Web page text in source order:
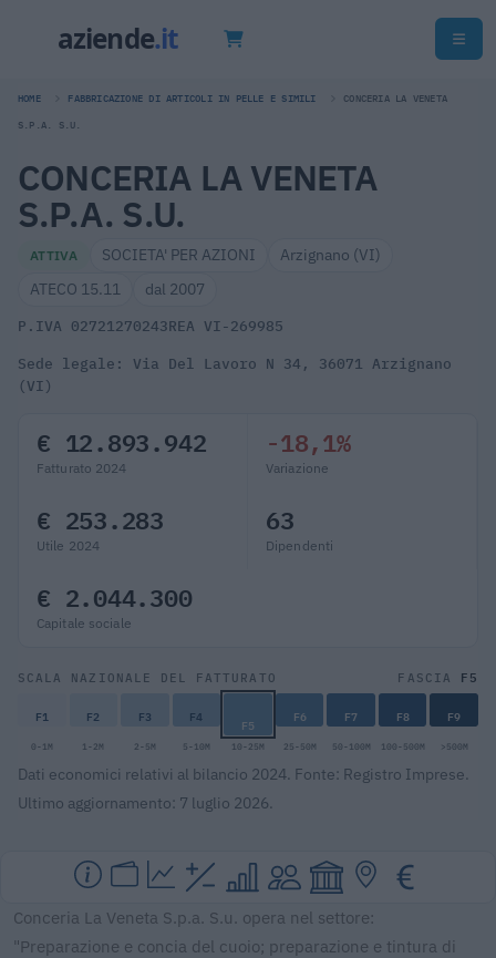
HOME FABBRICAZIONE DI ARTICOLI IN PELLE E SIMILI CONCERIA LA VENETA
S.P.A. S.U.
CONCERIA LA VENETA
S.P.A. S.U.
ATTIVA SOCIETA' PER AZIONI
Arzignano (VI)
ATECO 15.11
dal 2007
P.IVA 02721270243REA VI-269985
Sede legale: Via Del Lavoro N 34, 36071 Arzignano
(VI)
€ 12.893.942
Fatturato 2024
-18,1%
Variazione
€ 253.283
Utile 2024
63
Dipendenti
€ 2.044.300
Capitale sociale
SCALA NAZIONALE DEL FATTURATO FASCIA F5
F1 F2 F3 F4 F5 F6 F7 F8 F9
0-1M 1-2M 2-5M 5-10M 10-25M 25-50M 50-100M 100-500M >500M
Dati economici relativi al bilancio 2024. Fonte: Registro Imprese.
Ultimo aggiornamento: 7 luglio 2026.
Conceria La Veneta S.p.a. S.u. opera nel settore:
"Preparazione e concia del cuoio; preparazione e tintura di